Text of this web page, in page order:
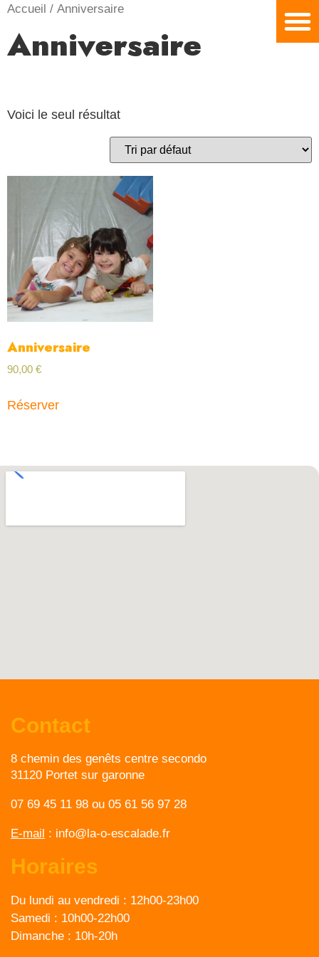
Accueil / Anniversaire
Anniversaire
Voici le seul résultat
Anniversaire
90,00 €
Réserver
Contact
8 chemin des genêts centre secondo
31120 Portet sur garonne
07 69 45 11 98 ou 05 61 56 97 28
E-mail : info@la-o-escalade.fr
Horaires
Du lundi au vendredi : 12h00-23h00
Samedi : 10h00-22h00
Dimanche : 10h-20h